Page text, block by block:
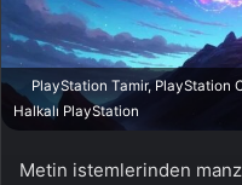
PlayStation Tamir, PlayStation
Halkalı PlayStation
Metin istemlerinden